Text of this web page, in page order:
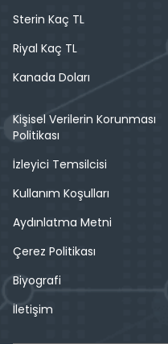
Sterin Kaç TL
Riyal Kaç TL
Kanada Doları
Kişisel Verilerin Korunması
Politikası
İzleyici Temsilcisi
Kullanım Koşulları
Aydınlatma Metni
Çerez Politikası
Biyografi
İletişim